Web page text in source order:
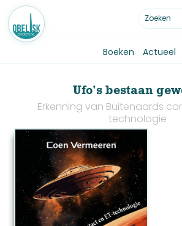
Boeken Actueel
Ufo's bestaan
Erkenning van Buitenaards
technologie